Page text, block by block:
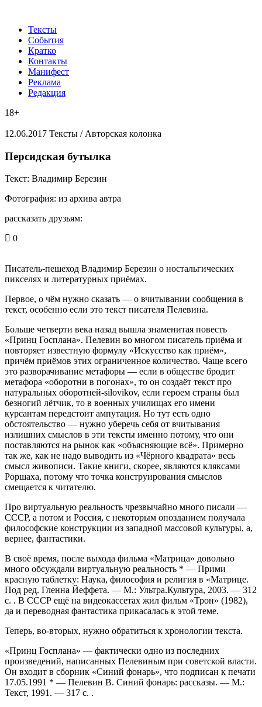
Тексты
События
Кратко
Контакты
Манифест
Реклама
Редакция
18+
12.06.2017 Тексты / Авторская колонка
​Персидская бутылка
Текст: Владимир Березин
Фотография: из архива автра
рассказать друзьям:
0
Писатель-пешеход Владимир Березин о ностальгических
пикселях и литературных приёмах.
Первое, о чём нужно сказать — о вчитывании сообщения в
текст, особенно если это текст писателя Пелевина.
Больше четверти века назад вышла знаменитая повесть
«Принц Госплана». Пелевин во многом писатель приёма и
повторяет известную формулу «Искусство как приём»,
причём приёмов этих ограниченное количество. Чаще всего
это разворачивание метафоры — если в обществе бродит
метафора «оборотни в погонах», то он создаёт текст про
натуральных оборотней-silovikov, если героем страны был
безногий лётчик, то в военных училищах его имени
курсантам передстоит ампутация. Но тут есть одно
обстоятельство — нужно уберечь себя от вчитывания
излишних смыслов в эти тексты именно потому, что они
поставляются на рынок как «объясняющие всё». Примерно
так же, как не надо выводить из «Чёрного квадрата» весь
смысл живописи. Такие книги, скорее, являются кляксами
Роршаха, потому что точка конструирования смыслов
смещается к читателю.
Про виртуальную реальность чрезвычайно много писали —
СССР, а потом и Россия, с некоторым опозданием получала
философские конструкции из западной массовой культуры, а,
вернее, фантастики.
В своё время, после выхода фильма «Матрица» довольно
много обсуждали виртуальную реальность * — Прими
красную таблетку: Наука, философия и религия в «Матрице.
Под ред. Гленна Йеффета. — М.: Ультра.Культура, 2003. — 312
с. . В СССР ещё на видеокассетах жил фильм «Трон» (1982),
да и переводная фантастика прикасалась к этой теме.
Теперь, во-вторых, нужно обратиться к хронологии текста.
«Принц Госплана» — фактически одно из последних
произведений, написанных Пелевиным при советской власти.
Он входит в сборник «Синий фонарь», что подписан к печати
17.05.1991 * — Пелевин В. Синий фонарь: рассказы. — М.:
Текст, 1991. — 317 с. .